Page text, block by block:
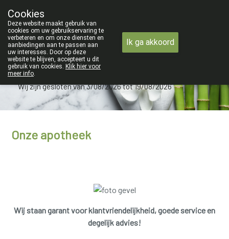
09 228 32 36
Wij zijn gesloten van 3/08/2026 tot 19/08/2026
Onze apotheek
Wij staan garant voor klantvriendelijkheid, goede service en
degelijk advies!
Cookies
Deze website maakt gebruik van
cookies om uw gebruikservaring te
verbeteren en om onze diensten en
aanbiedingen aan te passen aan
uw interesses. Door op deze
website te blijven, accepteert u dit
gebruik van cookies. Klik hier voor
meer info.
Ik ga akkoord